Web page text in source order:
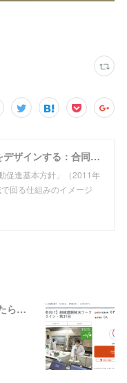
「お金の地産地消」をデザインする：合同会社めぐる
促進基本方針」（2011年
る仕組みのイメージ
【ニュース】いわき放射能市民測定室 たらちね：「組織課題解決ワークショップ＠オンライン・第31回」の支援者募集を開始しました